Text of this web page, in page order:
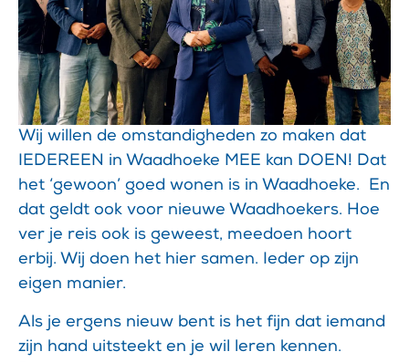
Wij willen de omstandigheden zo maken dat
IEDEREEN in Waadhoeke MEE kan DOEN! Dat
het ‘gewoon’ goed wonen is in Waadhoeke.
En
dat geldt ook voor nieuwe Waadhoekers. Hoe
ver je reis ook is geweest, meedoen hoort
erbij. Wij doen het hier samen. Ieder op zijn
eigen manier.
Als je ergens nieuw bent is het fijn dat iemand
zijn hand uitsteekt en je wil leren kennen.